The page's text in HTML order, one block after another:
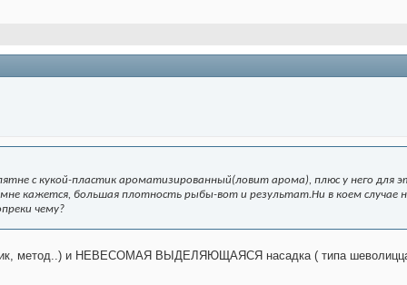
с кукой-пластик ароматизированный(ловит арома), плюс у него для
кажется, большая плотность рыбы-вот и результат.Ни в коем случае
чему?
метод..) и НЕВЕСОМАЯ ВЫДЕЛЯЮЩАЯСЯ насадка ( типа